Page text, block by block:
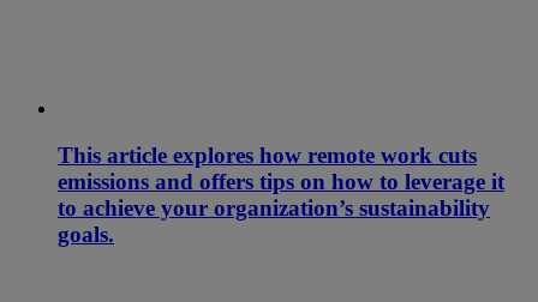
This article explores how remote work cuts
emissions and offers tips on how to leverage it
to achieve your organization’s sustainability
goals.